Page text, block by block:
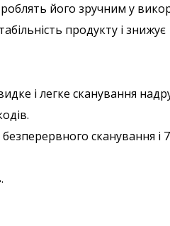
його зручним у
продукту і знижує
і легке сканування
сканування і